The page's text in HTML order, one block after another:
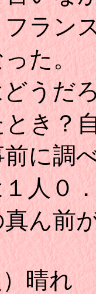
ラン
た。
うだ
き？
に調
人０
ん前
晴れ